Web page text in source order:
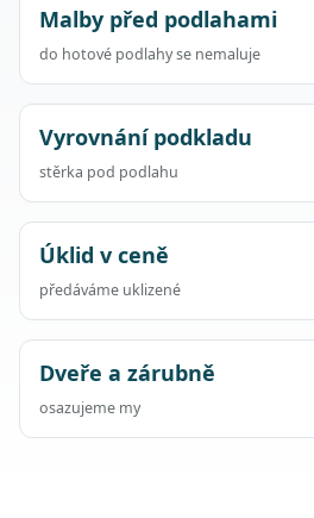
Malby před podlahami
do hotové podlahy se nemaluje
Vyrovnání podkladu
stěrka pod podlahu
Úklid v ceně
předáváme uklizené
Dveře a zárubně
osazujeme my